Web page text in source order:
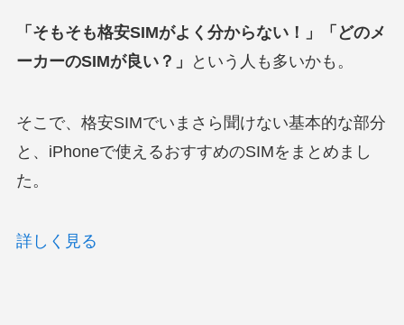
「そもそも格安SIMがよく分からない！」「どのメ
ーカーのSIMが良い？」
という人も多いかも。
そこで、格安SIMでいまさら聞けない基本的な部分
と、iPhoneで使えるおすすめのSIMをまとめまし
た。
詳しく見る